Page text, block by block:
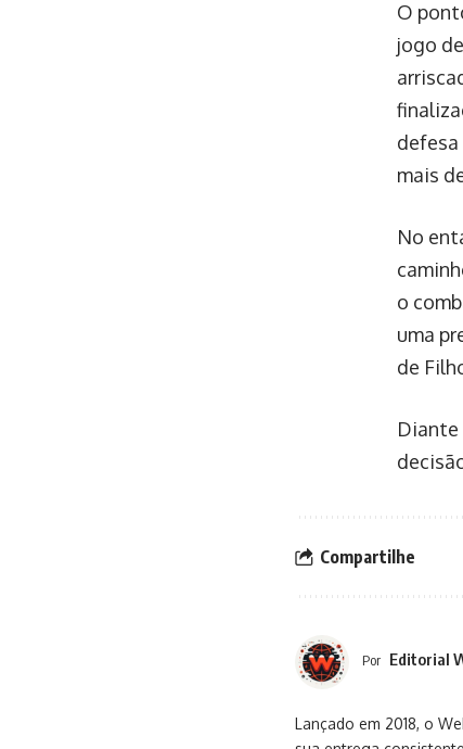
O
jogo
defesa
mais
No
o
uma
de
Diante
Compartilhe
Por Editorial
Lançado em 2018, o